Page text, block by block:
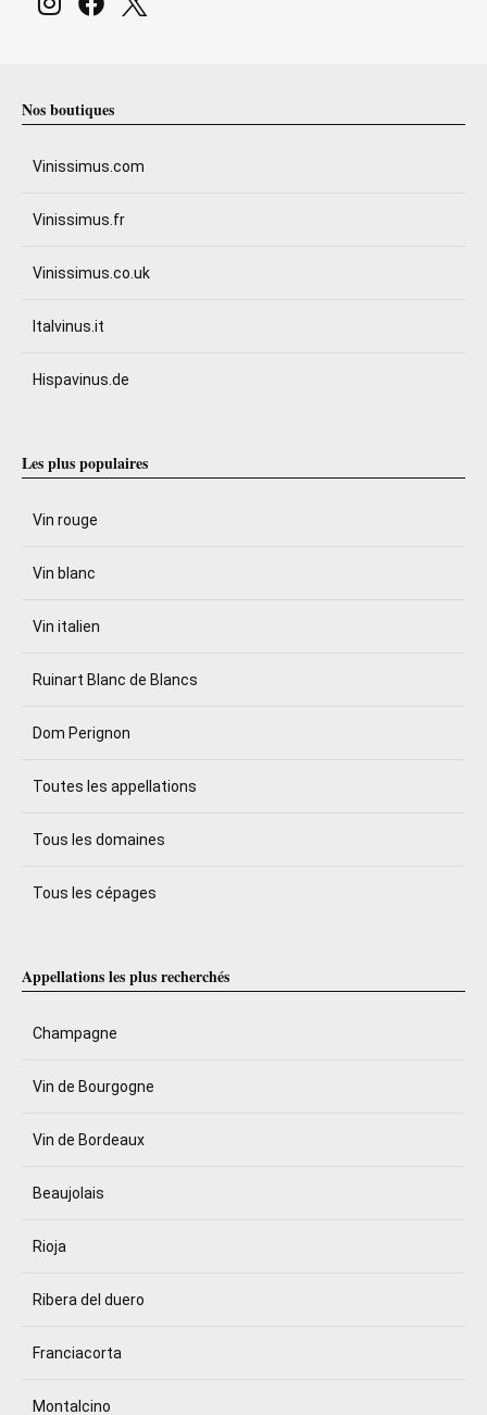
Nos boutiques
Vinissimus.com
Vinissimus.fr
Vinissimus.co.uk
Italvinus.it
Hispavinus.de
Les plus populaires
Vin rouge
Vin blanc
Vin italien
Ruinart Blanc de Blancs
Dom Perignon
Toutes les appellations
Tous les domaines
Tous les cépages
Appellations les plus recherchés
Champagne
Vin de Bourgogne
Vin de Bordeaux
Beaujolais
Rioja
Ribera del duero
Franciacorta
Montalcino